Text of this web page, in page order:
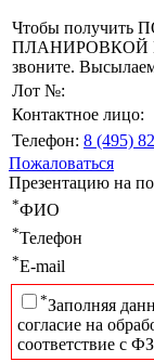
Чтобы
ПЛАНИРОВКОЙ И
звоните.
Лот №:
Контактное лицо:
Телефон: 8 (495)
Пожаловаться
Презентацию на
*ФИО
*Телефон
*E-mail
*Заполняя
согласие на
соответствие с